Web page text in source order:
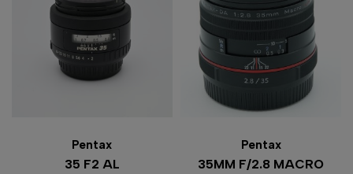
Pentax
35 F2 AL
Pentax
35MM F/2.8 MACRO